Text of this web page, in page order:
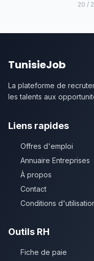
20 /
TunisieJob
La plateforme de
les talents aux
Liens rapides
Offres d'emploi
Annuaire Entreprises
À propos
Contact
Conditions
Outils RH
Fiche de paie